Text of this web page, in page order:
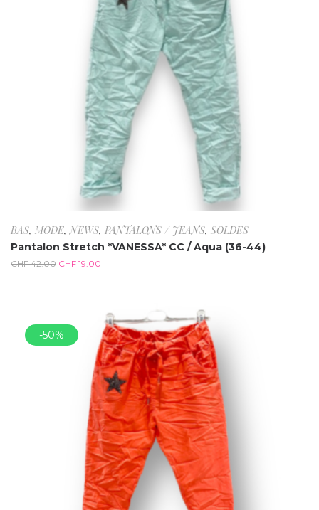
BAS, MODE,NEWS, PANTALONS / JEANS, SOLDES
Pantalon Stretch *VANESSA* CC / Aqua (36-44)
CHF42.00 CHF 19.00
-50%